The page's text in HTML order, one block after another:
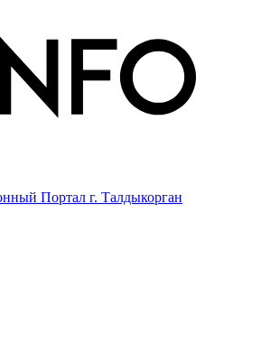
Портал г. Талдыкорган